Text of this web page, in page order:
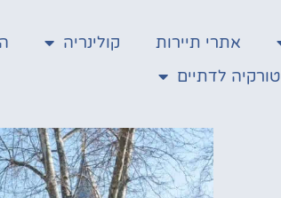
אתרי תיירות קולינריה
טורקיה לדתיים